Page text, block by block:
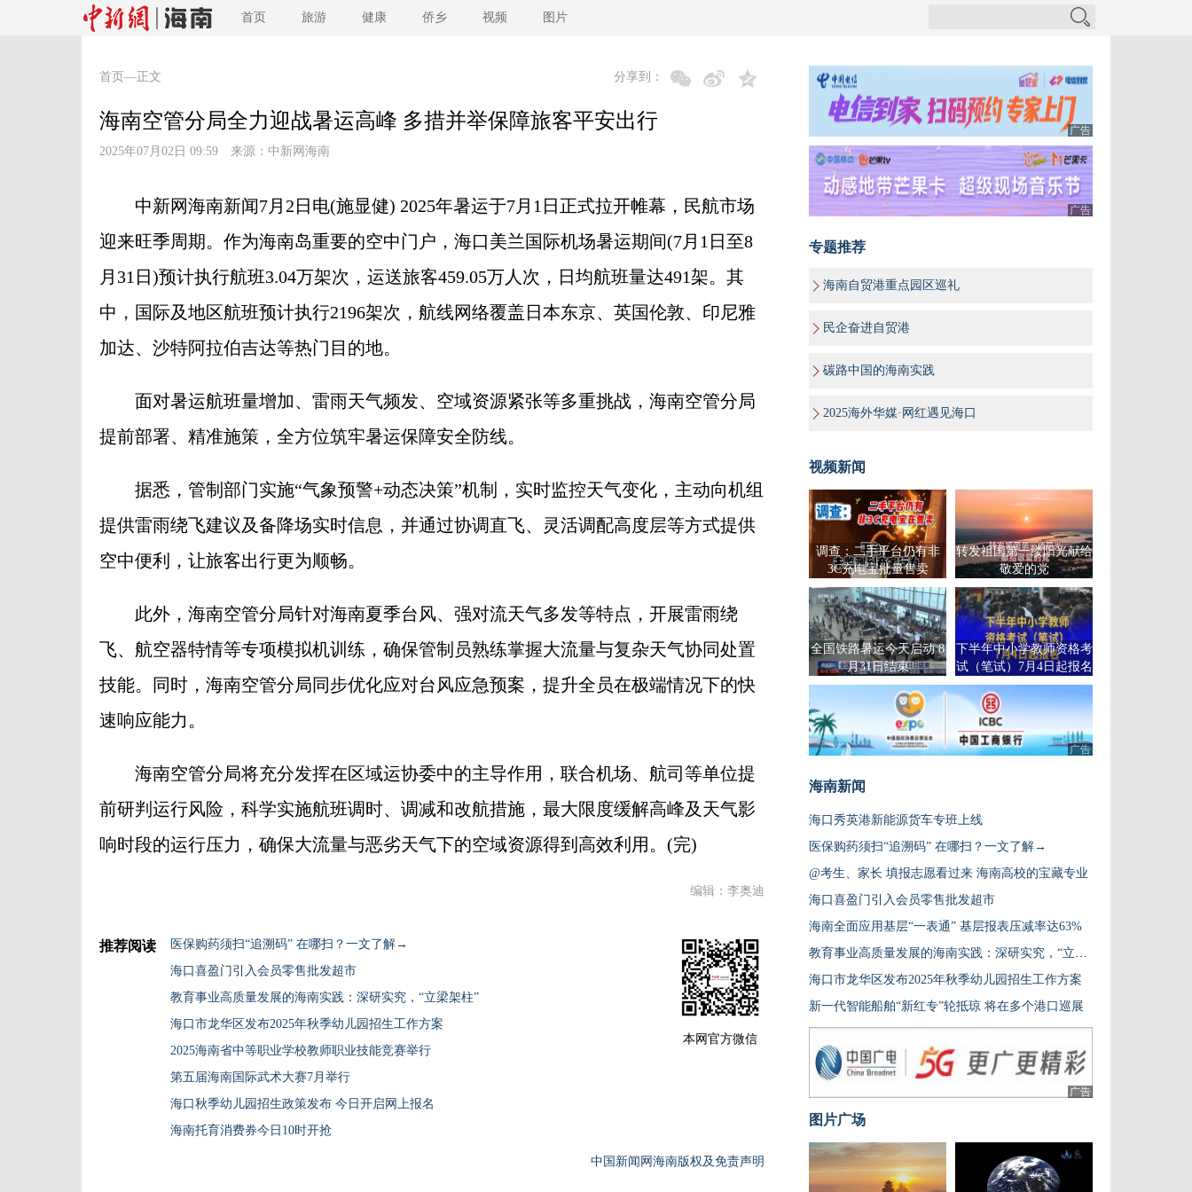
首页 旅游 健康 侨乡 视频 图片
首页 —正文 分享到：
海南空管分局全力迎战暑运高峰 多措并举保障旅客平安出行
2025年07月02日 09:59 来源： 中新网海南
中新网海南新闻7月2日电(施显健) 2025年暑运于7月1日正式拉开帷幕，民航市场
迎来旺季周期。作为海南岛重要的空中门户，海口美兰国际机场暑运期间(7月1日至8
月31日)预计执行航班3.04万架次，运送旅客459.05万人次，日均航班量达491架。其
中，国际及地区航班预计执行2196架次，航线网络覆盖日本东京、英国伦敦、印尼雅
加达、沙特阿拉伯吉达等热门目的地。
面对暑运航班量增加、雷雨天气频发、空域资源紧张等多重挑战，海南空管分局
提前部署、精准施策，全方位筑牢暑运保障安全防线。
据悉，管制部门实施“气象预警+动态决策”机制，实时监控天气变化，主动向机组
提供雷雨绕飞建议及备降场实时信息，并通过协调直飞、灵活调配高度层等方式提供
空中便利，让旅客出行更为顺畅。
此外，海南空管分局针对海南夏季台风、强对流天气多发等特点，开展雷雨绕
飞、航空器特情等专项模拟机训练，确保管制员熟练掌握大流量与复杂天气协同处置
技能。同时，海南空管分局同步优化应对台风应急预案，提升全员在极端情况下的快
速响应能力。
海南空管分局将充分发挥在区域运协委中的主导作用，联合机场、航司等单位提
前研判运行风险，科学实施航班调时、调减和改航措施，最大限度缓解高峰及天气影
响时段的运行压力，确保大流量与恶劣天气下的空域资源得到高效利用。(完)
编辑：李奥迪
推荐阅读
医保购药须扫“追溯码” 在哪扫？一文了解→
海口喜盈门引入会员零售批发超市
教育事业高质量发展的海南实践：深研实究，“立梁架柱”
海口市龙华区发布2025年秋季幼儿园招生工作方案
2025海南省中等职业学校教师职业技能竞赛举行
第五届海南国际武术大赛7月举行
海口秋季幼儿园招生政策发布 今日开启网上报名
海南托育消费券今日10时开抢
本网官方微信
中国新闻网海南版权及免责声明
广告
广告
专题推荐
海南自贸港重点园区巡礼
民企奋进自贸港
碳路中国的海南实践
2025海外华媒·网红遇见海口
视频新闻
调查：二手平台仍有非
3C充电宝批量售卖
转发祖国第一缕阳光献给
敬爱的党
全国铁路暑运今天启动 8
月31日结束
下半年中小学教师资格考
试（笔试）7月4日起报名
广告
海南新闻
海口秀英港新能源货车专班上线
医保购药须扫“追溯码” 在哪扫？一文了解→
@考生、家长 填报志愿看过来 海南高校的宝藏专业
海口喜盈门引入会员零售批发超市
海南全面应用基层“一表通” 基层报表压减率达63%
教育事业高质量发展的海南实践：深研实究，“立梁架柱”
海口市龙华区发布2025年秋季幼儿园招生工作方案
新一代智能船舶“新红专”轮抵琼 将在多个港口巡展
广告
图片广场